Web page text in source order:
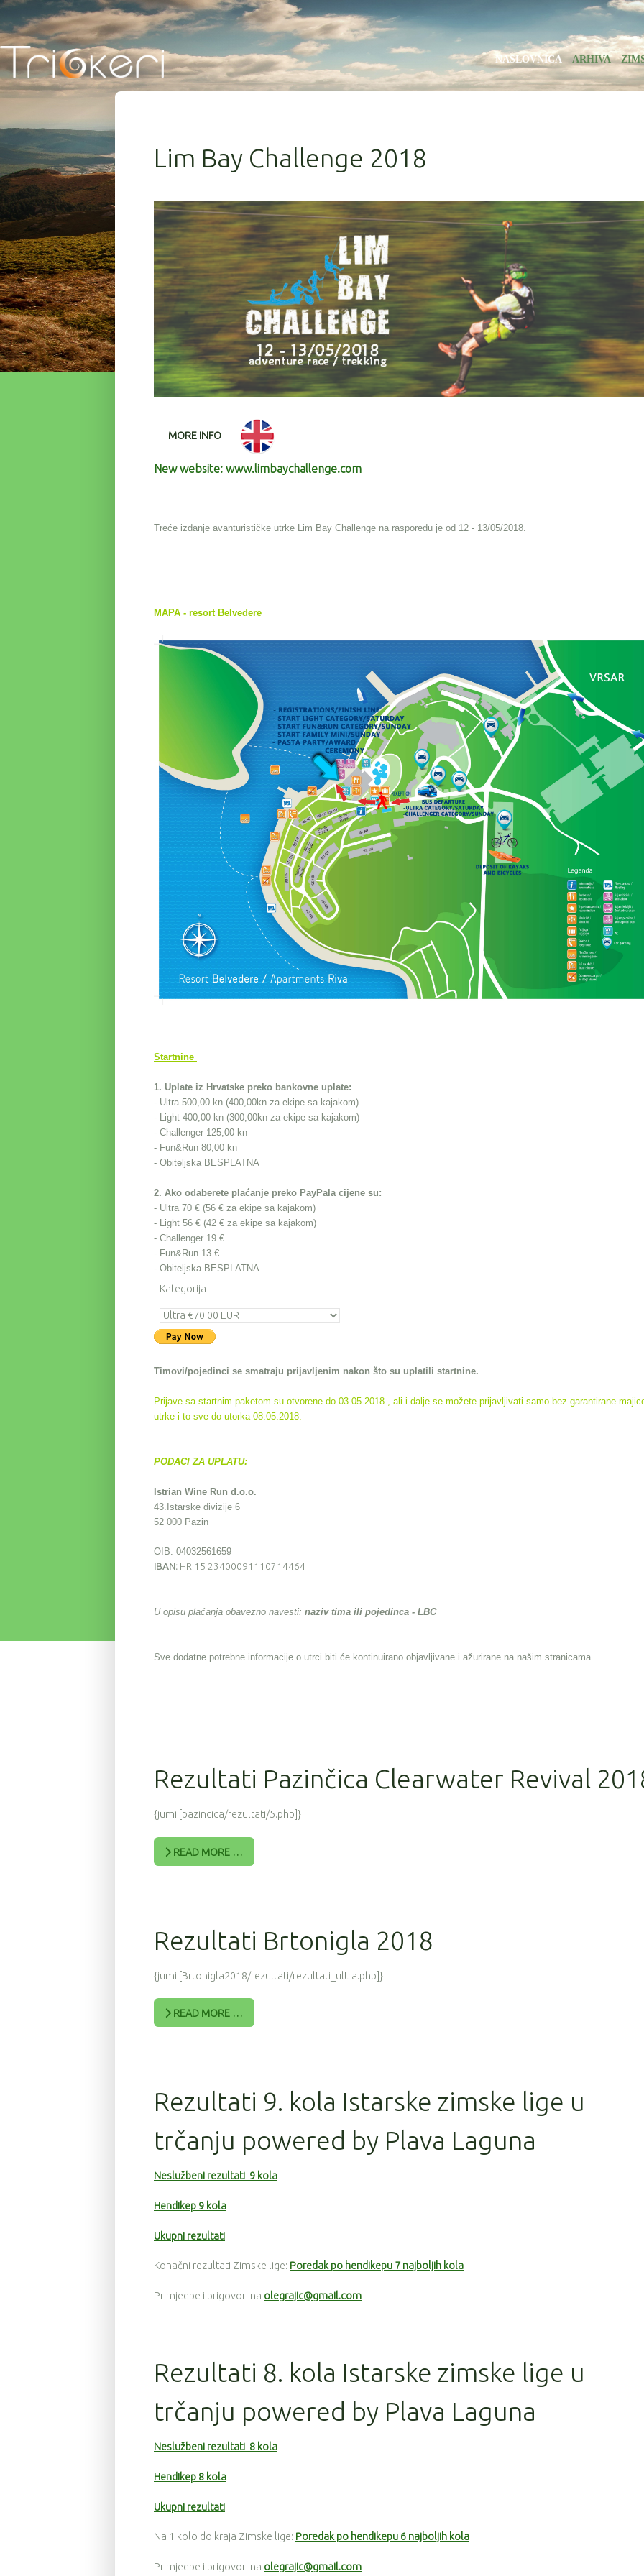
NASLOVNICA ARHIVA
Lim Bay Challenge 2018
MORE INFO
New website: www.limbaychallenge.com
Treće izdanje avanturističke utrke Lim Bay Challenge na rasporedu je od 12 - 13/05/2018.
MAPA - resort Belvedere
Startnine
1. Uplate iz Hrvatske preko bankovne uplate:
- Ultra 500,00 kn (400,00kn za ekipe sa kajakom)
- Light 400,00 kn (300,00kn za ekipe sa kajakom)
- Challenger 125,00 kn
- Fun&Run 80,00 kn
- Obiteljska BESPLATNA
2. Ako odaberete plaćanje preko PayPalacijene su:
- Ultra 70 € (56 € za ekipe sa kajakom)
- Light 56 € (42 € za ekipe sa kajakom)
- Challenger 19 €
- Fun&Run 13 €
- Obiteljska BESPLATNA
Kategorija
Timovi/pojedinci se smatraju prijavljenim nakon što su uplatili startnine.
Prijave sa startnim paketom su otvorene do 03.05.2018., ali i dalje se možete prijavljivati samo bez garantirane
utrke i to sve do utorka 08.05.2018.
PODACI ZA UPLATU:
Istrian Wine Run d.o.o.
43.Istarske divizije 6
52 000 Pazin
OIB: 04032561659
IBAN: HR 15 23400091110714464
U opisu plaćanja obavezno navesti: naziv tima ili pojedinca - LBC
Sve dodatne potrebne informacije o utrci biti će kontinuirano objavljivane i ažurirane na našim stranicama.
Rezultati Pazinčica Clearwater Revival
{jumi [pazincica/rezultati/5.php]}
READ MORE …
Rezultati Brtonigla 2018
{jumi [Brtonigla2018/rezultati/rezultati_ultra.php]}
READ MORE …
Rezultati 9. kola Istarske zimske lige u
trčanju powered by Plava Laguna
Neslužbeni rezultati 9 kola
Hendikep 9 kola
Ukupni rezultati
Konačni rezultati Zimske lige: Poredak po hendikepu 7 najboljih kola
Primjedbe i prigovori na olegrajic@gmail.com
Rezultati 8. kola Istarske zimske lige u
trčanju powered by Plava Laguna
Neslužbeni rezultati 8 kola
Hendikep 8 kola
Ukupni rezultati
Na 1 kolo do kraja Zimske lige: Poredak po hendikepu 6 najboljih kola
Primjedbe i prigovori na olegrajic@gmail.com